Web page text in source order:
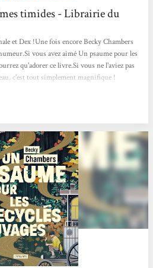
timides - Librairie du
et Dex !Une fois encore Becky Chambers
vous avez aimé Un psaume pour les
qu'adorer ce livre.Si vous ne l'aviez pas
c'est tout simplement magnifique !